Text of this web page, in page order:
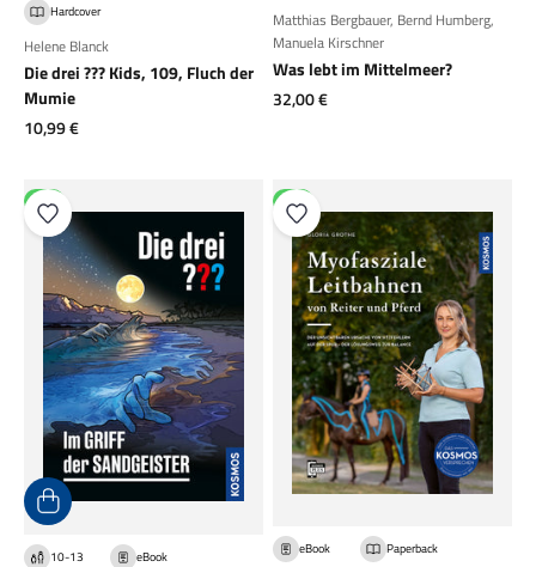
Hardcover
Helene Blanck
Die drei ??? Kids, 109, Fluch der
Mumie
Angebot
10,99 €
Matthias Bergbauer, Bernd Humberg,
Manuela Kirschner
Was lebt im Mittelmeer?
Angebot
32,00 €
NEU
10-13
eBook
NEU
eBook Paperback